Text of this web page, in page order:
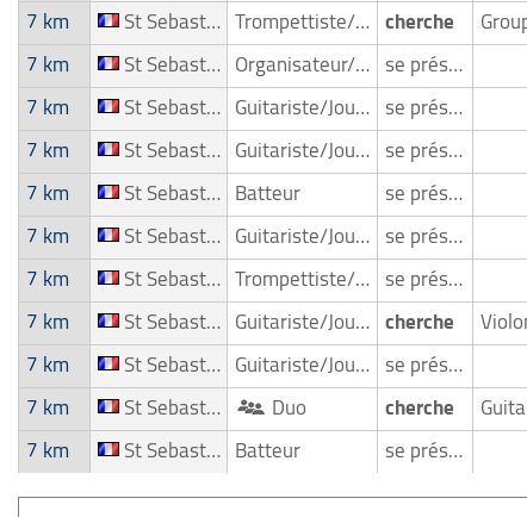
7 km St Sebastien Sur Loire Trompettiste/Joueur de trompete cherche
7 km St Sebastien Sur Loire Organisateur/ Possibilité d'entrée en scène se présente
7 km St Sebastien Sur Loire Guitariste/Joueur de guitare se présente
7 km St Sebastien Sur Loire Guitariste/Joueur de guitare se présente
7 km St Sebastien Sur Loire Batteur se présente
7 km St Sebastien Sur Loire Guitariste/Joueur de guitare se présente
7 km St Sebastien Sur Loire Trompettiste/Joueur de trompete se présente
7 km St Sebastien Sur Loire Guitariste/Joueur de guitare cherche
7 km St Sebastien Sur Loire Guitariste/Joueur de guitare se présente
7 km St Sebastien Sur Loire Duo cherche
7 km St Sebastien Sur Loire Batteur se présente